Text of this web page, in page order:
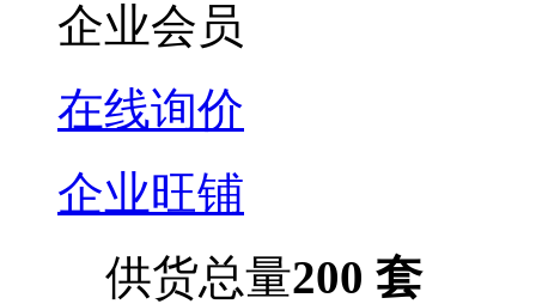
企业会员
在线询价
企业旺铺
供货总量200 套